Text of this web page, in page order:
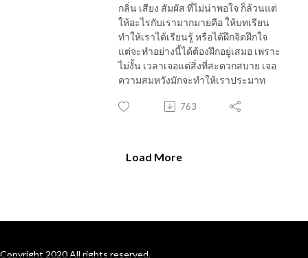
กลิ่น เสียง สัมผัส ที่ไม่น่าพอใจ ก็ล้วนแต่
ให้อะไรกับเรามากมายคือ ให้บทเรียน
ทำให้เราได้เรียนรู้ หรือได้ฝึกจิตฝึกใจ
แต่จะทำอย่างนี้ได้ต้องฝึกอยู่เสมอ เพราะ
ไม่งั้น เวลาเจอแต่สิ่งที่สะดวกสบาย เจอ
ความสมหวังมักจะทำให้เราประมาท
763
Load More
Copyright 2020 All rights reserved.